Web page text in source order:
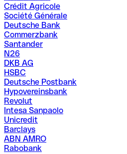
Crédit Agricole
Société Générale
Deutsche Bank
Commerzbank
Santander
N26
DKB AG
HSBC
Deutsche Postbank
Hypovereinsbank
Revolut
Intesa Sanpaolo
Unicredit
Barclays
ABN AMRO
Rabobank